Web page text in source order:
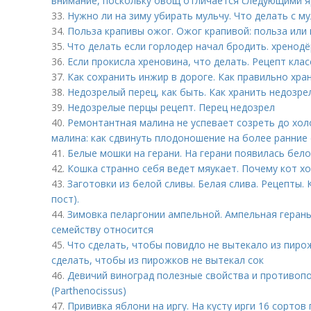
33. Нужно ли на зиму убирать мульчу. Что делать с
34. Польза крапивы ожог. Ожог крапивой: польза или
35. Что делать если горлодер начал бродить.
36. Если прокисла хреновина, что делать. Рецепт
37. Как сохранить инжир в дороге. Как правильно
38. Недозрелый перец, как быть. Как хранить
39. Недозрелые перцы рецепт. Перец недозрел
40. Ремонтантная малина не успевает созреть до
малина: как сдвинуть плодоношение на более ранние
41. Белые мошки на герани. На герани появилась
42. Кошка странно себя ведет мяукает. Почему кот
43. Заготовки из белой сливы. Белая слива.
пост).
44. Зимовка пеларгонии ампельной. Ампельная
семейству относится
45. Что сделать, чтобы повидло не вытекало из
сделать, чтобы из пирожков не вытекал сок
46. Девичий виноград полезные свойства и
(Parthenocissus)
47. Прививка яблони на иргу. На кусту ирги 16 сортов